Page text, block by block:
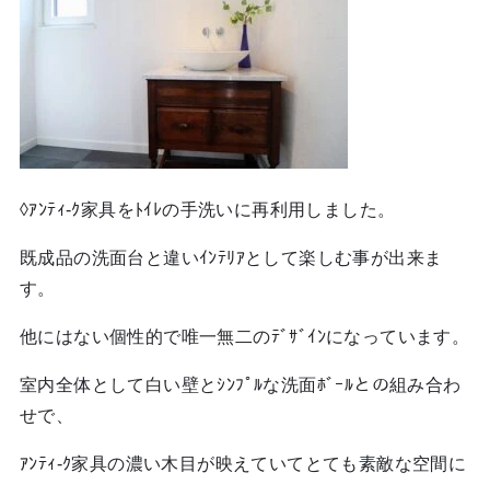
◊ｱﾝﾃｨ-ｸ家具をﾄｲﾚの手洗いに再利用しました。
既成品の洗面台と違いｲﾝﾃﾘｱとして楽しむ事が出来ま
す。
他にはない個性的で唯一無二のﾃﾞｻﾞｲﾝになっています。
室内全体として白い壁とｼﾝﾌﾟﾙな洗面ﾎﾞｰﾙとの組み合わ
せで、
ｱﾝﾃｨ-ｸ家具の濃い木目が映えていてとても素敵な空間に